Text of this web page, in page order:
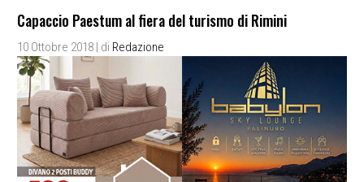
Capaccio Paestum al fiera del turismo di Rimini
10 Ottobre 2018 | di Redazione